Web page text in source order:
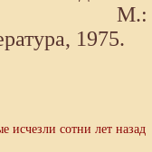
М.:
1975.
исчезли сотни лет назад